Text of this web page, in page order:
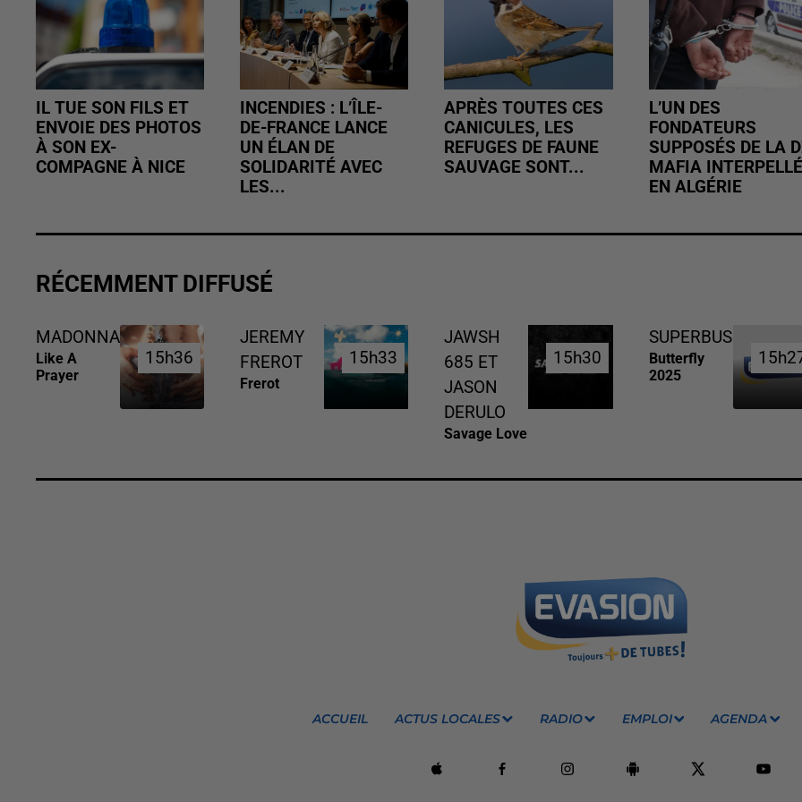
IL TUE SON FILS ET
ENVOIE DES PHOTOS
À SON EX-
COMPAGNE À NICE
INCENDIES : L’ÎLE-
DE-FRANCE LANCE
UN ÉLAN DE
SOLIDARITÉ AVEC
LES...
APRÈS TOUTES CES
CANICULES, LES
REFUGES DE FAUNE
SAUVAGE SONT...
L’UN DES
FONDATEURS
SUPPOSÉS DE LA
MAFIA INTERPELLÉ
EN ALGÉRIE
RÉCEMMENT DIFFUSÉ
MADONNA
Like A
Prayer
15h36
15h36
JEREMY
FREROT
Frerot
15h33
15h33
JAWSH
685 ET
JASON
DERULO
Savage Love
15h30
15h30
SUPERBUS
Butterfly
2025
ACCUEIL ACTUS LOCALES RADIO EMPLOI AGENDA